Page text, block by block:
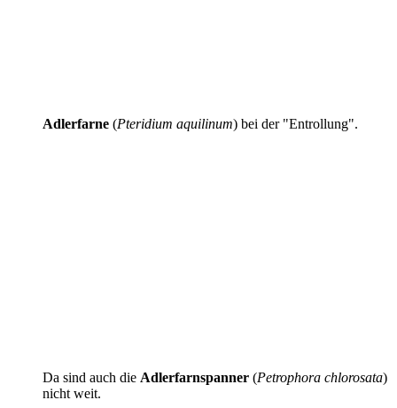
Adlerfarne (Pteridium aquilinum) bei der "Entrollung".
Da sind auch die Adlerfarnspanner (Petrophora chlorosata)
nicht weit.